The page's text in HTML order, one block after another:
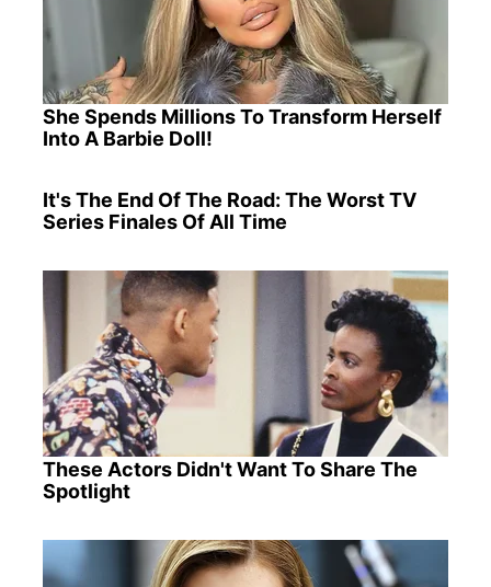
She Spends Millions To Transform Herself
Into A Barbie Doll!
It's The End Of The Road: The Worst TV
Series Finales Of All Time
These Actors Didn't Want To Share The
Spotlight